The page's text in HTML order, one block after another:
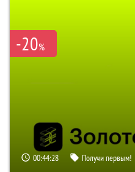
-20%
00:44:27 Получи первым!